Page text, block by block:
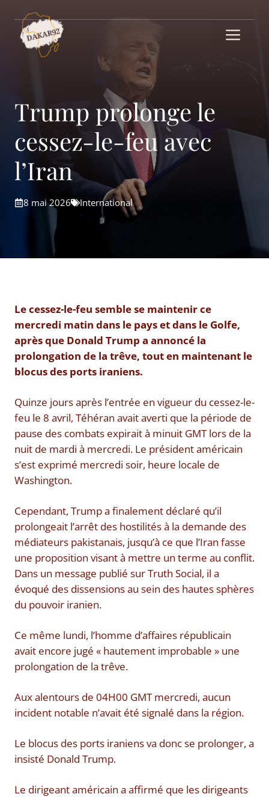
contenu
Trump prolonge le
cessez-le-feu avec
l’Iran
8 mai 2026 International
Le cessez-le-feu semble se maintenir ce
mercredi matin dans le pays et dans le Golfe,
après que Donald Trump a annoncé la
prolongation de la trêve, tout en maintenant le
blocus des ports iraniens.
Quinze jours après l’entrée en vigueur du cessez-le-
feu le 8 avril, Téhéran avait averti que la période de
pause des combats expirait à minuit GMT lors de la
nuit de mardi à mercredi. Le président américain
s’est exprimé mercredi soir, heure locale de
Washington.
Cependant, Trump a finalement déclaré qu’il
prolongeait l’arrêt des hostilités à la demande des
médiateurs pakistanais, jusqu’à ce que l’Iran fasse
une proposition visant à mettre un terme au conflit.
Dans un message publié sur Truth Social, il a
évoqué des dissensions au sein des hautes sphères
du pouvoir iranien.
Ce même lundi, l’homme d’affaires républicain
avait encore jugé « hautement improbable » une
prolongation de la trêve.
Aux alentours de 04H00 GMT mercredi, aucun
incident notable n’avait été signalé dans la région.
Le blocus des ports iraniens va donc se prolonger, a
insisté Donald Trump.
Le dirigeant américain a affirmé que les dirigeants